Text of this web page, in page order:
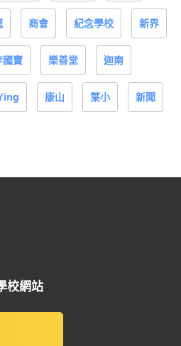
商會 紀念學校 新界
國寶 樂善堂 迦南
康山 葉小 新聞
校網站